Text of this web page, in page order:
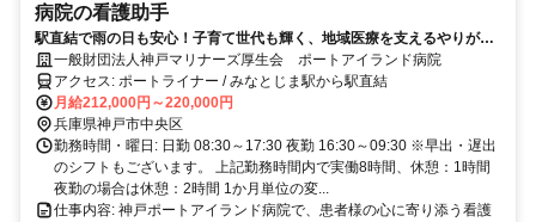
病院の看護助手
駅直結で雨の日も安心！子育て世代も輝く、地域医療を支えるやりがい
ある職場です。
一般財団法人神戸マリナーズ厚生会 ポートアイランド病院
アクセス: ポートライナー / みなとじま駅から駅直結
月給212,000円～220,000円
兵庫県神戸市中央区
勤務時間・曜日: 日勤 08:30～17:30 夜勤 16:30～09:30 ※早出・遅出
のシフトもございます。 上記勤務時間内で実働8時間、休憩：1時間
夜勤の場合は休憩：2時間 1か月単位の変...
仕事内容: 神戸ポートアイランド病院で、患者様の心に寄り添う看護